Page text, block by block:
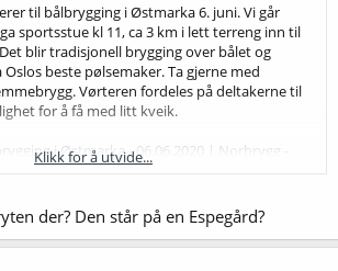
til bålbrygging i Østmarka 6. juni. Vi går
sportsstue kl 11, ca 3 km i lett terreng inn til
blir tradisjonell brygging over bålet og
beste pølsemaker. Ta gjerne med
Vørteren fordeles på deltakerne til
for å få med litt kveik.
i Østmarka - 06.06.2020 | Norbrygg -
Klikk for å utvide...
der? Den står på en Espegård?